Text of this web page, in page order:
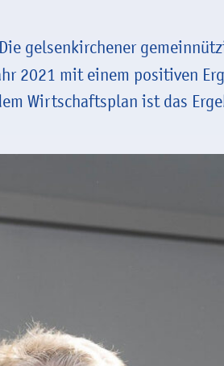
Die gelsenkirchener
2021 mit einem positiven
Wirtschaftsplan ist das